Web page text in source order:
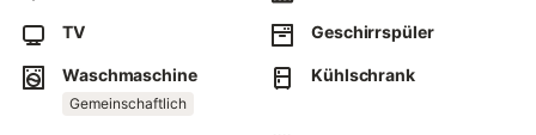
Ganz neu: fest installierter Gäste-WLAN Anschluss.
Auf dem Wohnungsplan in der Bildergalerie können Sie die Lage
der Räumlichkeiten gut erkennen.
TV Geschirrspüler
Waschmaschine
Gemeinschaftlich
Kühlschrank